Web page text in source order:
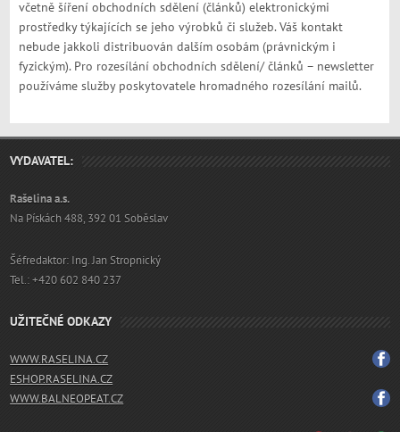
včetně šíření obchodních sdělení (článků) elektronickými
prostředky týkajících se jeho výrobků či služeb. Váš kontakt
nebude jakkoli distribuován dalším osobám (právnickým i
fyzickým). Pro rozesílání obchodních sdělení/ článků – newsletter
používáme služby poskytovatele hromadného rozesílání mailů.
VYDAVATEL:
Rašelina a.s.
Na Pískách 488, 392 01 Soběslav
Šéfredaktor: Ing. Jan Stropnický
Tel.: +420 602 840 237
UŽITEČNÉ ODKAZY
WWW.RASELINA.CZ
ESHOP.RASELINA.CZ
WWW.BALNEOPEAT.CZ